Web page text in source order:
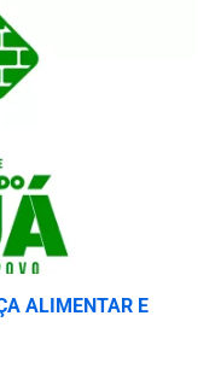
ALIMENTAR E